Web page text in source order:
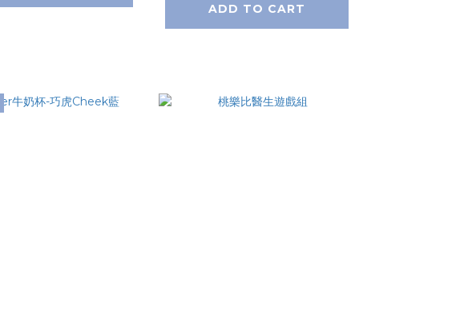
ADD TO CART